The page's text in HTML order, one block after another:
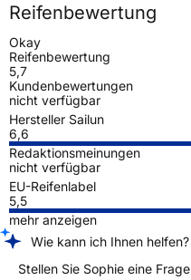
Reifenbewertung
Okay
Reifenbewertung
5,7
Kundenbewertungen
nicht verfügbar
Hersteller Sailun
6,6
Redaktionsmeinungen
nicht verfügbar
EU-Reifenlabel
5,5
mehr anzeigen
Wie kann ich Ihnen helfen?
Stellen Sie Sophie eine Frage